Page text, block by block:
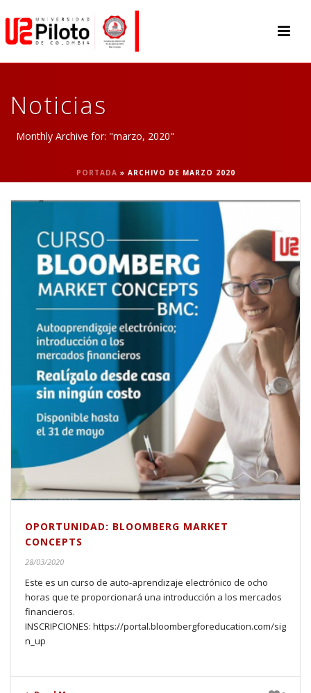
Noticias
Monthly Archive for: "marzo, 2020"
PORTADA » ARCHIVO DE MARZO 2020
OPORTUNIDAD: BLOOMBERG MARKET
CONCEPTS
28/03/2020
Este es un curso de auto-aprendizaje electrónico de ocho
horas que te proporcionará una introducción a los mercados
financieros.
INSCRIPCIONES: https://portal.bloombergforeducation.com/sig
n_up